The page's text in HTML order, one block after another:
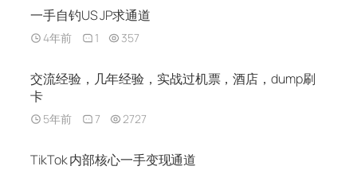
一手自钓US JP求通道
4年前 1 357
交流经验，几年经验，实战过机票，酒店，dump刷
卡
5年前 7 2727
TikTok 内部核心一手变现通道